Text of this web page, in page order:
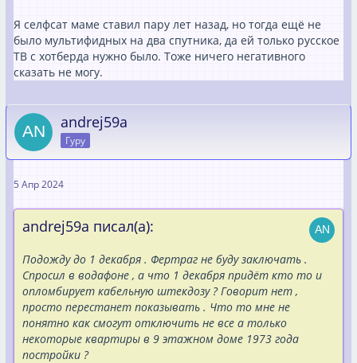
Я селфсат маме ставил пару лет назад, но тогда ещё не
было мультифидных на два спутника, да ей только русское
ТВ с хотберда нужно было. Тоже ничего негативного
сказать не могу.
andrej59a
Гуру
5 Апр 2024
andrej59a писал(а):
Подожду до 1 декабря . Фертраг не буду заключать .
Спросил в водафоне , а что 1 декабря придёт кто то и
опломбирует кабельную штекдозу ? Говорит нет ,
просто перестанет показывать . Что то мне не
понятно как смогут отключить не все а только
некоторые квартиры в 9 этажном доме 1973 года
постройки ?